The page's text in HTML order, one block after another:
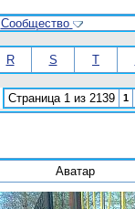
Сообщество
R S T
Страница 1 из 2139 1
Аватар